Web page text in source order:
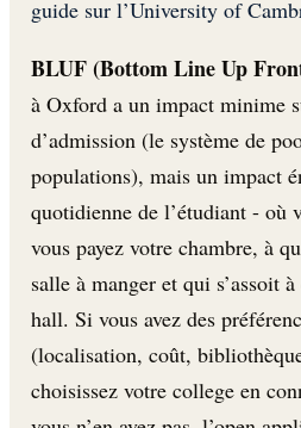
guide sur l’University of
BLUF (Bottom Line Up
à Oxford a un impact minime
d’admission (le système de
populations), mais un impact
quotidienne de l’étudiant - où
vous payez votre chambre, à
salle à manger et qui s’assoit
hall. Si vous avez des
(localisation, coût,
choisissez votre college en